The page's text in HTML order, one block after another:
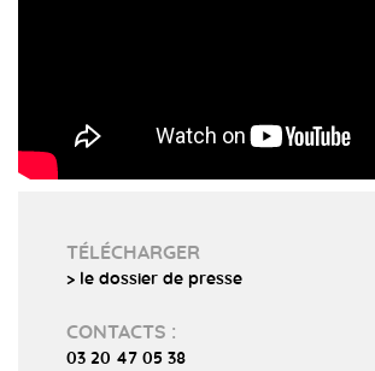
TÉLÉCHARGER
> le dossier de presse
CONTACTS :
03 20 47 05 38